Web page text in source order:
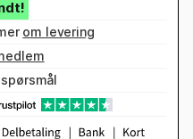
om levering